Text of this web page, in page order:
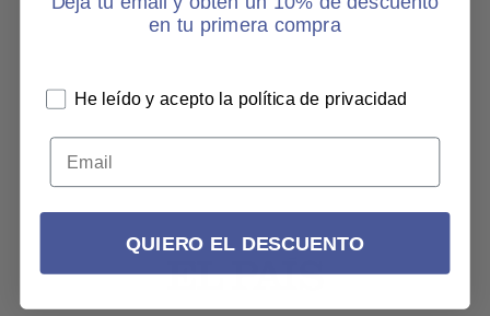
en tu primera compra
He leído y acepto la política de privacidad
QUIERO EL DESCUENTO